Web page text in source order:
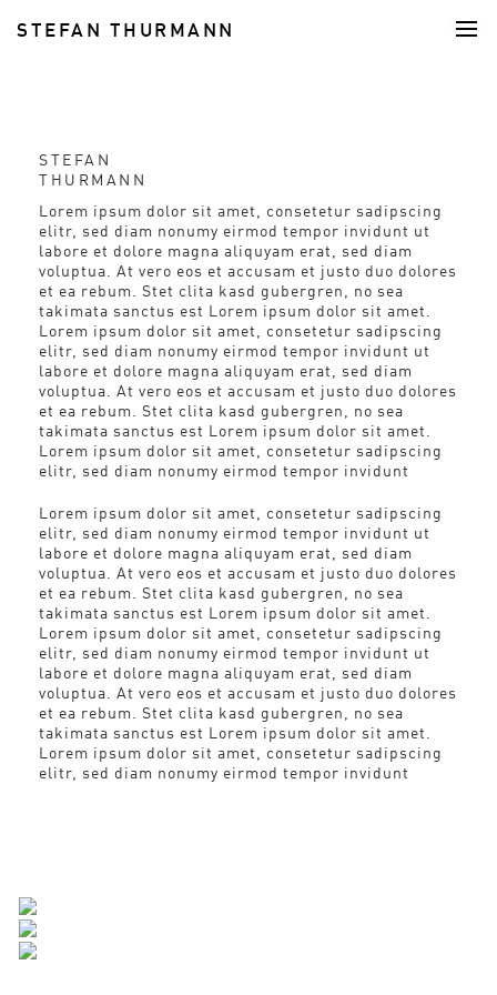
STEFAN THURMANN
FOOD
STEFAN
THURMANN
Lorem ipsum dolor sit amet, consetetur sadipscing
elitr, sed diam nonumy eirmod tempor invidunt ut
labore et dolore magna aliquyam erat, sed diam
voluptua. At vero eos et accusam et justo duo dolores
et ea rebum. Stet clita kasd gubergren, no sea
takimata sanctus est Lorem ipsum dolor sit amet.
Lorem ipsum dolor sit amet, consetetur sadipscing
elitr, sed diam nonumy eirmod tempor invidunt ut
labore et dolore magna aliquyam erat, sed diam
voluptua. At vero eos et accusam et justo duo dolores
et ea rebum. Stet clita kasd gubergren, no sea
takimata sanctus est Lorem ipsum dolor sit amet.
Lorem ipsum dolor sit amet, consetetur sadipscing
elitr, sed diam nonumy eirmod tempor invidunt
Lorem ipsum dolor sit amet, consetetur sadipscing
elitr, sed diam nonumy eirmod tempor invidunt ut
labore et dolore magna aliquyam erat, sed diam
voluptua. At vero eos et accusam et justo duo dolores
et ea rebum. Stet clita kasd gubergren, no sea
takimata sanctus est Lorem ipsum dolor sit amet.
Lorem ipsum dolor sit amet, consetetur sadipscing
elitr, sed diam nonumy eirmod tempor invidunt ut
labore et dolore magna aliquyam erat, sed diam
voluptua. At vero eos et accusam et justo duo dolores
et ea rebum. Stet clita kasd gubergren, no sea
takimata sanctus est Lorem ipsum dolor sit amet.
Lorem ipsum dolor sit amet, consetetur sadipscing
elitr, sed diam nonumy eirmod tempor invidunt